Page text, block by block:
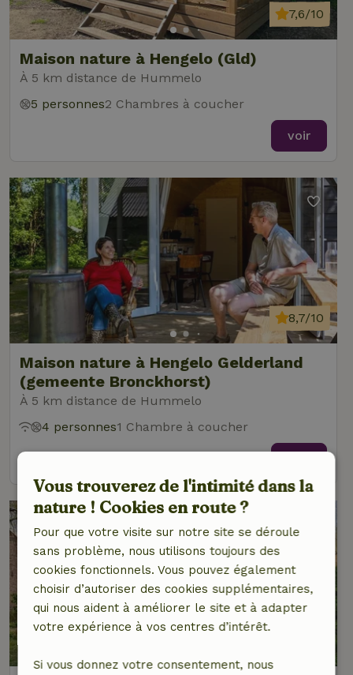
Maison nature à Hengelo (Gld)
À 5 km distance de Hummelo
7,6/10
5 personnes2 Chambres à coucher
voir
Maison nature à Hengelo Gelderland
(gemeente Bronckhorst)
À 5 km distance de Hummelo
8,7/10
4 personnes1 Chambre à coucher
Vous trouverez de l'intimité dans la
nature ! Cookies en route ?
Pour que votre visite sur notre site se déroule
sans problème, nous utilisons toujours des
cookies fonctionnels. Vous pouvez également
choisir d’autoriser des cookies supplémentaires,
qui nous aident à améliorer le site et à adapter
votre expérience à vos centres d’intérêt.
Si vous donnez votre consentement, nous